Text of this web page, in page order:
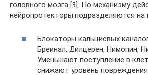
головного мозга [9]. По механизму
нейропротекторы подразделяются на
Блокаторы кальциевых
Бреинал, Дилцерен, Нимопин,
Уменьшают поступление в
снижают уровень